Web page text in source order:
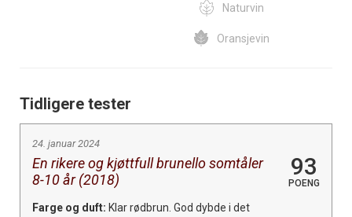
Naturvin
Oransjevin
Tidligere tester
24. januar 2024
En rikere og kjøttfull brunello somtåler
8-10 år (2018)
93
POENG
Farge og duft: Klar rødbrun. God dybde i det